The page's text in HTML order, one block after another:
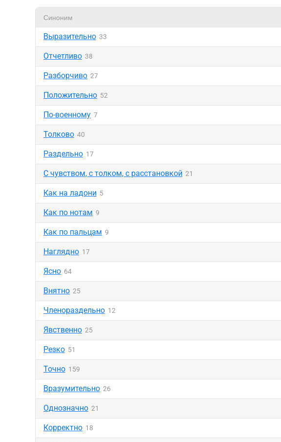
Синоним
Выразительно 33
Отчетливо 38
Разборчиво 27
Положительно 52
По-военному 7
Толково 40
Раздельно 17
С чувством, с толком, с расстановкой 21
Как на ладони 5
Как по нотам 9
Как по пальцам 9
Наглядно 17
Ясно 64
Внятно 25
Членораздельно 12
Явственно 25
Резко 51
Точно 159
Вразумительно 26
Однозначно 21
Корректно 18